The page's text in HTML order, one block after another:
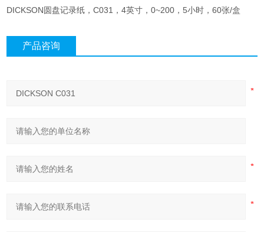
DICKSON圆盘记录纸，C031，4英寸，0~200，5小时，60张/盒
产品咨询